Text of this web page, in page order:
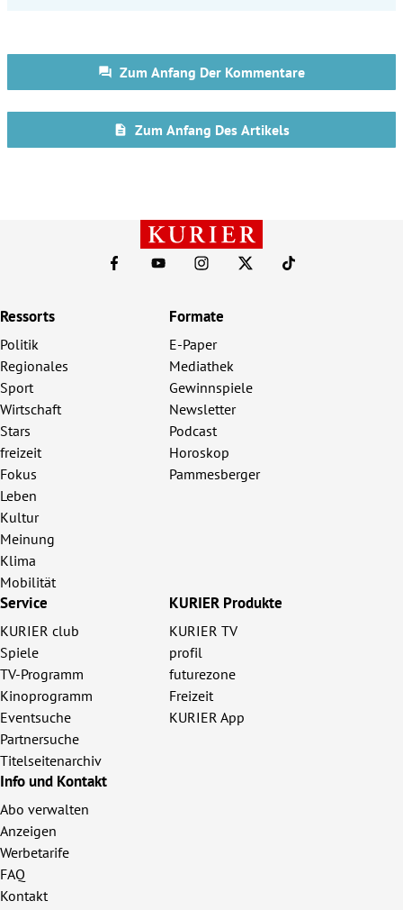
Ressorts
Politik
Regionales
Sport
Wirtschaft
Stars
freizeit
Fokus
Leben
Kultur
Meinung
Klima
Mobilität
Formate
E-Paper
Mediathek
Gewinnspiele
Newsletter
Podcast
Horoskop
Pammesberger
Service
KURIER club
Spiele
TV-Programm
Kinoprogramm
Eventsuche
Partnersuche
Titelseitenarchiv
KURIER Produkte
KURIER TV
profil
futurezone
Freizeit
KURIER App
Info und Kontakt
Abo verwalten
Anzeigen
Werbetarife
FAQ
Kontakt